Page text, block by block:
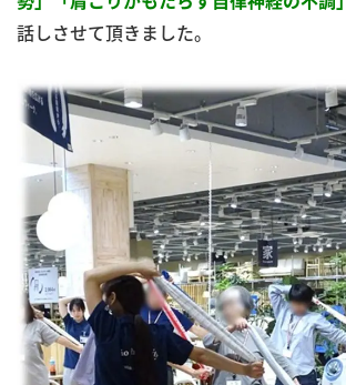
話しさせて頂きました。